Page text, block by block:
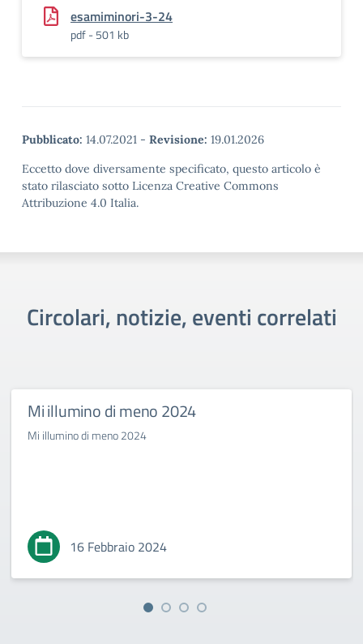
esamiminori-3-24
pdf - 501 kb
Pubblicato: 14.07.2021 - Revisione: 19.01.2026
Eccetto dove diversamente specificato, questo articolo è
stato rilasciato sotto Licenza Creative Commons
Attribuzione 4.0 Italia.
Circolari, notizie, eventi correlati
Mi illumino di meno 2024
Mi illumino di meno 2024
16 Febbraio 2024